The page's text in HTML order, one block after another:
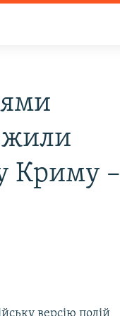
Криму –